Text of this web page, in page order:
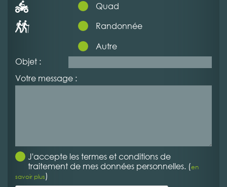
Quad
Randonnée
Autre
Objet :
Votre message :
J'accepte les termes et conditions de
traitement de mes données personnelles. (en
savoir plus)